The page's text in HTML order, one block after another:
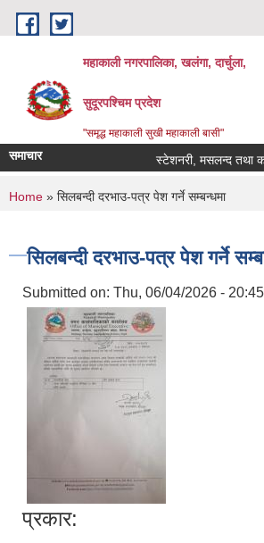
Skip to main content
महाकाली नगरपालिका, खलंगा, दार्चुला,
सुदूरपश्चिम प्रदेश
"समृद्ध महाकाली सुखी महाकाली बासी"
समाचार स्टेशनरी, मसलन्द तथा
You are here
Home » सिलबन्दी दरभाउ-पत्र पेश गर्ने सम्बन्धमा
सिलबन्दी दरभाउ-पत्र पेश गर्ने
Submitted on: Thu, 06/04/2026 - 20:45
प्रकार: